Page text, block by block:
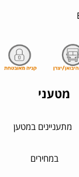
מטעני
מתעניינים במטען